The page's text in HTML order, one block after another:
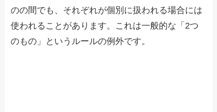
のの間でも、それぞれが個別に扱われる場合には
使われることがあります。これは一般的な「2つ
のもの」というルールの例外です。